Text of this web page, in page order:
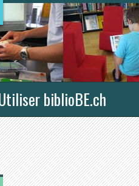
biblioBE.ch